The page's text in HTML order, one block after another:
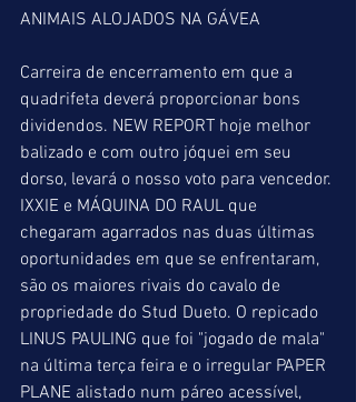
ANIMAIS ALOJADOS NA GÁVEA
Carreira de encerramento em que a
quadrifeta deverá proporcionar bons
dividendos. NEW REPORT hoje melhor
balizado e com outro jóquei em seu
dorso, levará o nosso voto para vencedor.
IXXIE e MÁQUINA DO RAUL que
chegaram agarrados nas duas últimas
oportunidades em que se enfrentaram,
são os maiores rivais do cavalo de
propriedade do Stud Dueto. O repicado
LINUS PAULING que foi "jogado de mala"
na última terça feira e o irregular PAPER
PLANE alistado num páreo acessível,